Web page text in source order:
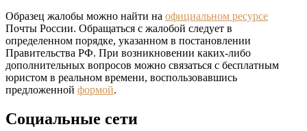
Образец жалобы можно найти на официальном ресурсе
Почты России. Обращаться с жалобой следует в
определенном порядке, указанном в постановлении
Правительства РФ. При возникновении каких-либо
дополнительных вопросов можно связаться с бесплатным
юристом в реальном времени, воспользовавшись
предложенной формой.
Социальные сети